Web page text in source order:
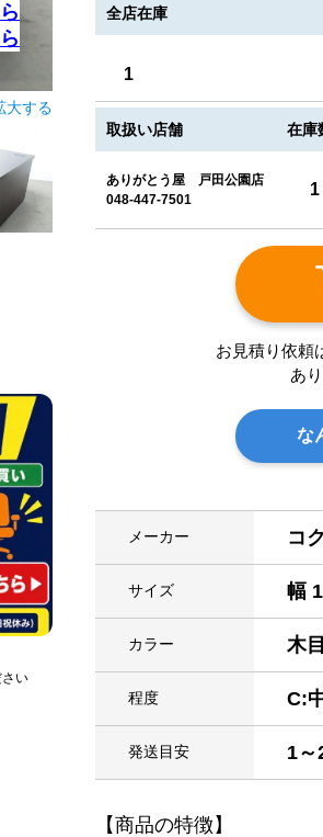
大する
全店在庫
1
取扱い店舗 在庫
ありがとう屋 戸田公園店
048-447-7501
1
お見積り依頼
あ
な
メーカー コ
サイズ 幅
カラー 木
程度 C:
発送目安 1～
【商品の特徴】
い